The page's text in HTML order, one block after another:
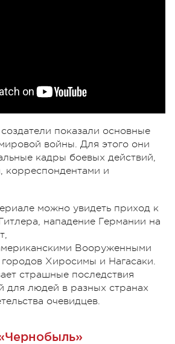
показали основные
войны. Для этого они
кадры боевых действий,
корреспондентами и
можно увидеть приход к
нападение Германии на
Вооруженными
Хиросимы и Нагасаки.
страшные последствия
для людей в разных странах
очевидцев.